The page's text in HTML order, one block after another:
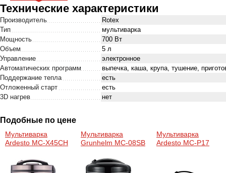
Технические характеристики
Производитель
Rotex
Тип
мультиварка
Мощность
700 Вт
Объем
5 л
Управление
электронное
Автоматических программ
выпечка, каша, крупа, тушение,
Поддержание тепла
есть
Отложенный старт
есть
3D нагрев
нет
Подобные по цене
Мультиварка
Ardesto MC-X45CH
Мультиварка
Grunhelm MC-08SB
Мультиварка
Ardesto MC-P17